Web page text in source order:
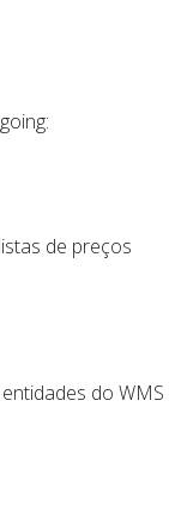
de preços
do WMS